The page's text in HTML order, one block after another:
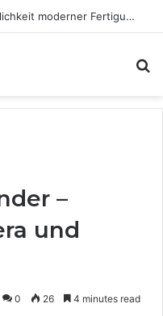
Warum Feinguss zur Wirtschaftlichkeit moderner Fertigungsprozesse beiträgt
–
und
0 26 4 minutes read